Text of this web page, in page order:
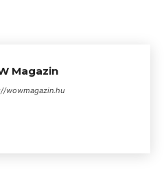
Magazin
wowmagazin.hu